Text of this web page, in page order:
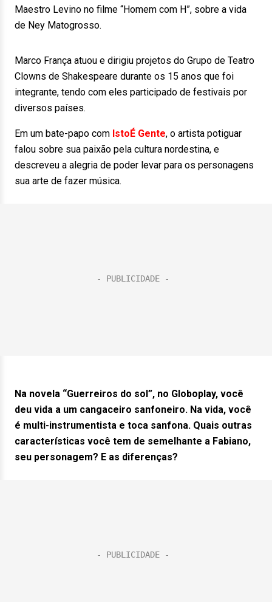
Maestro Levino no filme “Homem com H”, sobre a vida
de Ney Matogrosso.
Marco França atuou e dirigiu projetos do Grupo de Teatro
Clowns de Shakespeare durante os 15 anos que foi
integrante, tendo com eles participado de festivais por
diversos países.
Em um bate-papo com IstoÉ Gente, o artista potiguar
falou sobre sua paixão pela cultura nordestina, e
descreveu a alegria de poder levar para os personagens
sua arte de fazer música.
Na novela “Guerreiros do sol”, no Globoplay, você
deu vida a um cangaceiro sanfoneiro. Na vida, você
é multi-instrumentista e toca sanfona. Quais outras
características você tem de semelhante a Fabiano,
seu personagem? E as diferenças?